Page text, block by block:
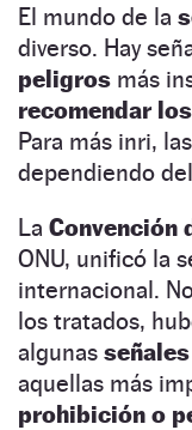
El mundo de la
diverso. Hay
peligros más
recomendar
Para más inri,
dependiendo
La Convención
ONU, unificó la
internacional.
los tratados,
algunas
aquellas más
prohibición o